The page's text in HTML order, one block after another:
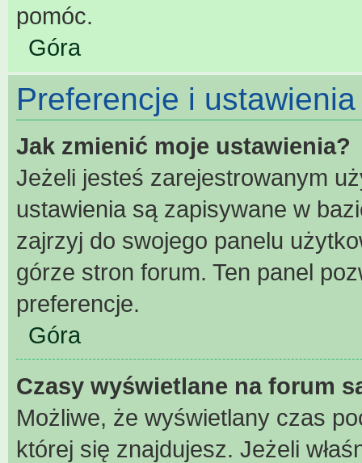
pomóc.
Góra
Preferencje i
Jak zmienić moje ustawienia?
Jeżeli jesteś zarejestrowanym
ustawienia są zapisywane w
zajrzyj do swojego panelu
górze stron forum. Ten panel
preferencje.
Góra
Czasy wyświetlane na forum
Możliwe, że wyświetlany czas
której się znajdujesz. Jeżeli